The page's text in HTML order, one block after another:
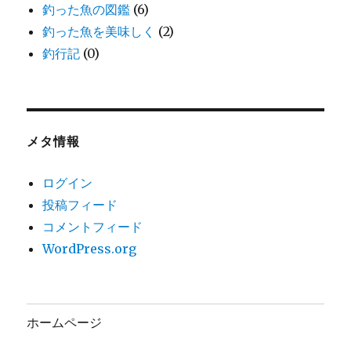
釣った魚の図鑑 (6)
釣った魚を美味しく (2)
釣行記 (0)
メタ情報
ログイン
投稿フィード
コメントフィード
WordPress.org
ホームページ